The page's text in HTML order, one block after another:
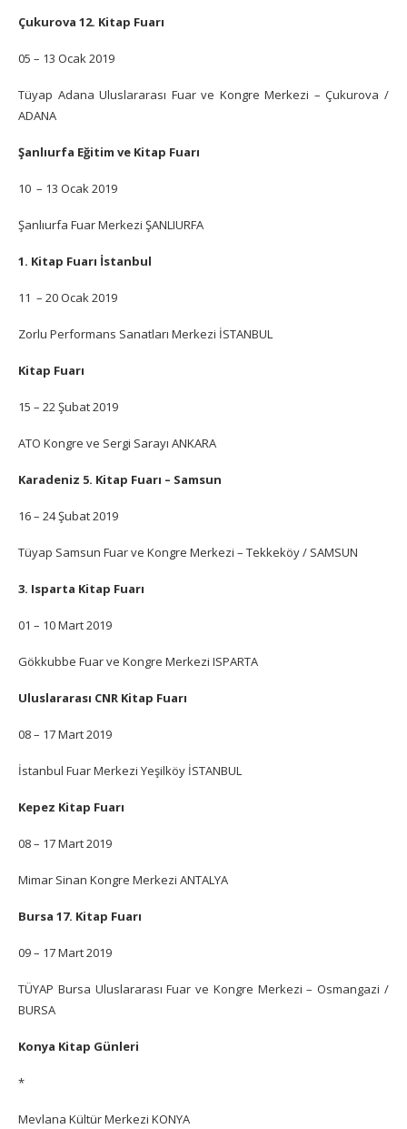
Çukurova 12. Kitap Fuarı
05 – 13 Ocak 2019
Tüyap Adana Uluslararası Fuar ve Kongre Merkezi – Çukurova /
ADANA
Şanlıurfa Eğitim ve Kitap Fuarı
10 – 13 Ocak 2019
Şanlıurfa Fuar Merkezi ŞANLIURFA
1. Kitap Fuarı İstanbul
11 – 20 Ocak 2019
Zorlu Performans Sanatları Merkezi İSTANBUL
Kitap Fuarı
15 – 22 Şubat 2019
ATO Kongre ve Sergi Sarayı ANKARA
Karadeniz 5. Kitap Fuarı – Samsun
16 – 24 Şubat 2019
Tüyap Samsun Fuar ve Kongre Merkezi – Tekkeköy / SAMSUN
3. Isparta Kitap Fuarı
01 – 10 Mart 2019
Gökkubbe Fuar ve Kongre Merkezi ISPARTA
Uluslararası CNR Kitap Fuarı
08 – 17 Mart 2019
İstanbul Fuar Merkezi Yeşilköy İSTANBUL
Kepez Kitap Fuarı
08 – 17 Mart 2019
Mimar Sinan Kongre Merkezi ANTALYA
Bursa 17. Kitap Fuarı
09 – 17 Mart 2019
TÜYAP Bursa Uluslararası Fuar ve Kongre Merkezi – Osmangazi /
BURSA
Konya Kitap Günleri
*
Mevlana Kültür Merkezi KONYA